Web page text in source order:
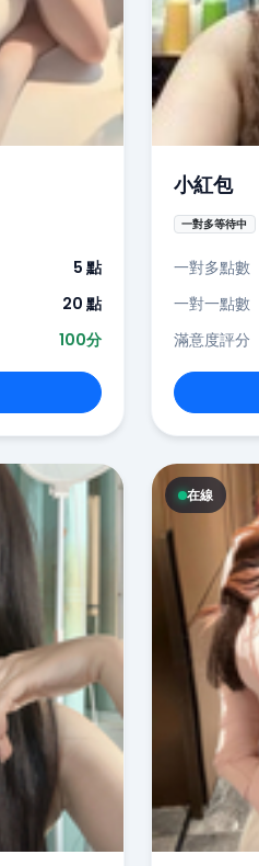
5 點
20 點
100分
小紅包
一對多等待中
一對多點數
一對一點數
滿意度評分
在線